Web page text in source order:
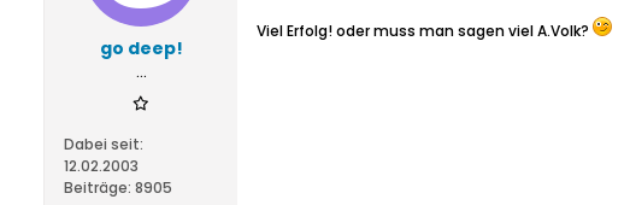
go deep!
...
Dabei seit:
12.02.2003
Beiträge: 8905
Viel Erfolg!oder muss man sagen viel A.Volk?